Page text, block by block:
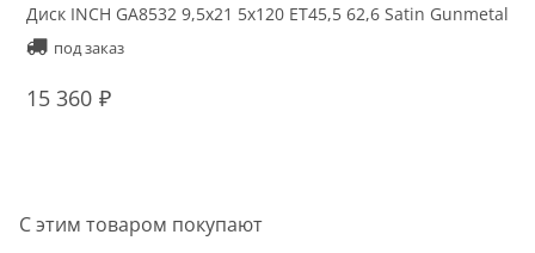
Диск INCH GA8532 9,5x21 5x120 ET45,5 62,6 Satin Gunmetal
под заказ
15 360
С этим товаром покупают